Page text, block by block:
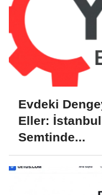
Evdeki
Eller:
Semtinde...